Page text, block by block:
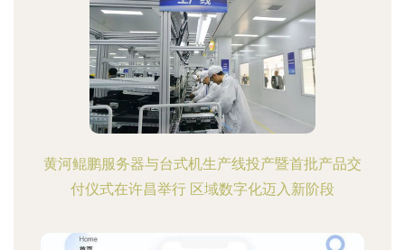
黄河鲲鹏服务器与台式机生产线投产暨首批产品交
付仪式在许昌举行 区域数字化迈入新阶段